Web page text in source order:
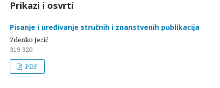
Prikazi i osvrti
Pisanje i uređivanje stručnih i znanstvenih publikacija
Zdenko Jecić
319-320
PDF